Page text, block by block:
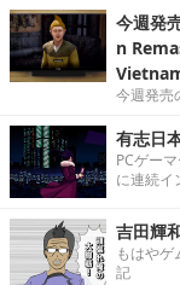
今週発
n
今週発売
有志日
PCゲー
に連続イ
吉田輝
もはや
記